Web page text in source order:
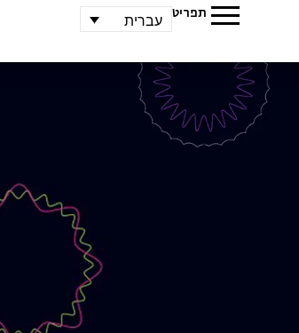
תפריט עברית